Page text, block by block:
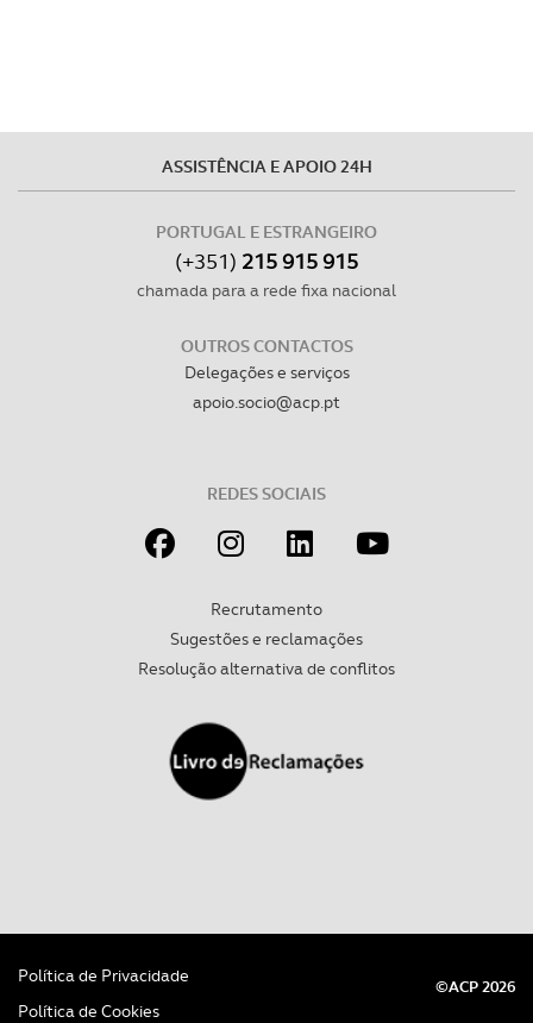
ASSISTÊNCIA E APOIO 24H
PORTUGAL E ESTRANGEIRO
(+351) 215 915 915
chamada para a rede fixa nacional
OUTROS CONTACTOS
Delegações e serviços
apoio.socio@acp.pt
REDES SOCIAIS
Recrutamento
Sugestões e reclamações
Resolução alternativa de conflitos
Política de Privacidade
Política de Cookies
©ACP 2026